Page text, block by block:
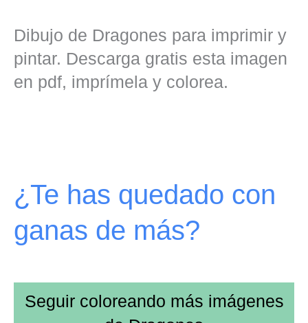
Dibujo de Dragones para imprimir y
pintar. Descarga gratis esta imagen
en pdf, imprímela y colorea.
¿Te has quedado con
ganas de más?
Seguir coloreando más imágenes